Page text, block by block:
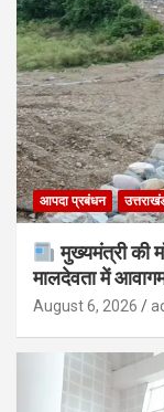
आपदा प्रबंधन
मुख्यमंत्री की
मालदेवता में
August 6, 2026